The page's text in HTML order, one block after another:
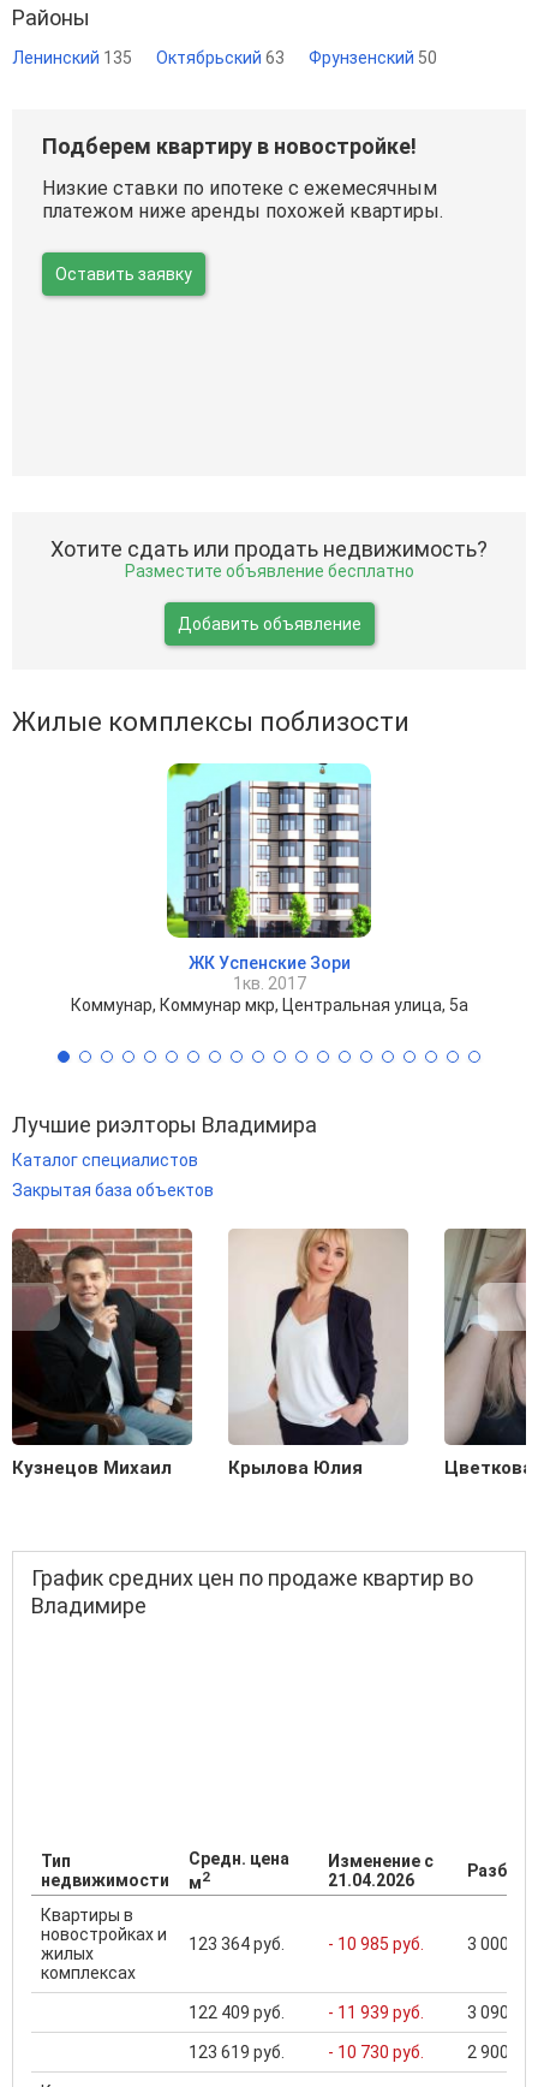
Районы
Ленинский 135 Октябрьский 63 Фрунзенский 50
Подберем квартиру в новостройке!
Низкие ставки по ипотеке с ежемесячным
платежом ниже аренды похожей квартиры.
Оставить заявку
Хотите сдать или продать недвижимость?
Разместите объявление бесплатно
Добавить объявление
Жилые комплексы поблизости
ЖК Успенские Зори
1кв. 2017
Коммунар, Коммунар мкр, Центральная улица, 5а
Лучшие риэлторы Владимира
Каталог специалистов
Закрытая база объектов
Кузнецов Михаил Крылова Юлия
График средних цен по продаже квартир во
Владимире
Тип
недвижимости
Средн. цена
м2
Изменение с
21.04.2026
Квартиры в
новостройках и
жилых
комплексах
123 364 руб. - 10 985 руб. 3 000
122 409 руб. - 11 939 руб. 3 090
123 619 руб. - 10 730 руб. 2 900